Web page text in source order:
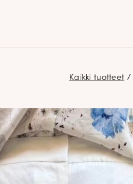
Kaikki tuotteet /